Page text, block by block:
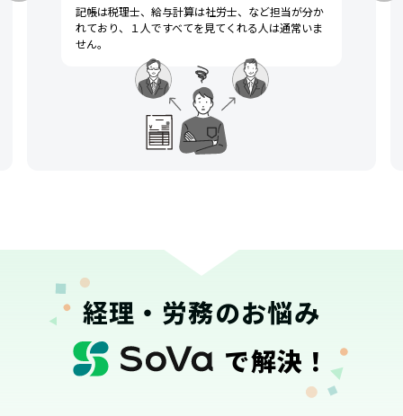
記帳は税理士、給与計算は社労士、など担当が分か
れており、１人ですべてを見てくれる人は通常いま
せん。
経理・労務のお悩み
で解決！